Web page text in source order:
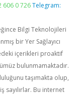
606 0 726 Telegram:
Bilgi Teknolojileri
bir Yer Sağlayıcı
içerikleri proaktif
bulunmamaktadır.
taşımakta olup,
sayılırlar. Bu internet